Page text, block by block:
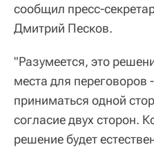
сообщил пресс-
Дмитрий Песков.
"Разумеется, это
места для переговоров
приниматься одной
согласие двух сторон.
решение будет